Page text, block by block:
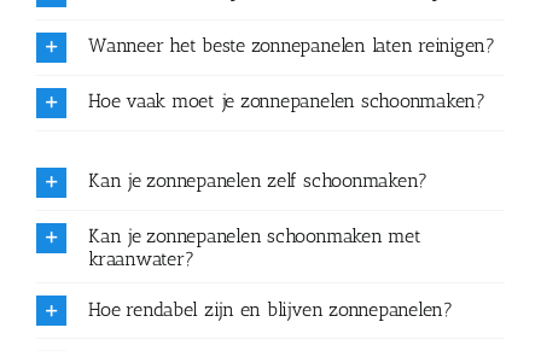
Wanneer het beste zonnepanelen laten reinigen?
Hoe vaak moet je zonnepanelen schoonmaken?
Kan je zonnepanelen zelf schoonmaken?
Kan je zonnepanelen schoonmaken met
kraanwater?
Hoe rendabel zijn en blijven zonnepanelen?